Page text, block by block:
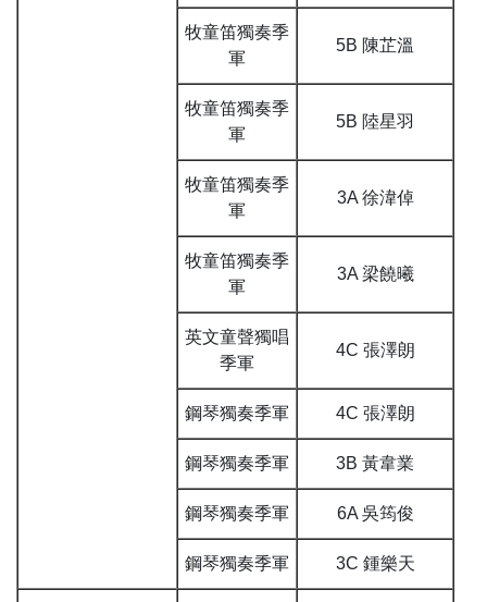
牧童笛獨奏季
軍
5B 陳芷溫
牧童笛獨奏季
軍
5B 陸星羽
牧童笛獨奏季
軍
3A 徐湋倬
牧童笛獨奏季
軍
3A 梁饒曦
英文童聲獨唱
季軍
4C 張澤朗
鋼琴獨奏季軍 4C 張澤朗
鋼琴獨奏季軍 3B 黃韋業
鋼琴獨奏季軍 6A 吳筠俊
鋼琴獨奏季軍 3C 鍾樂天